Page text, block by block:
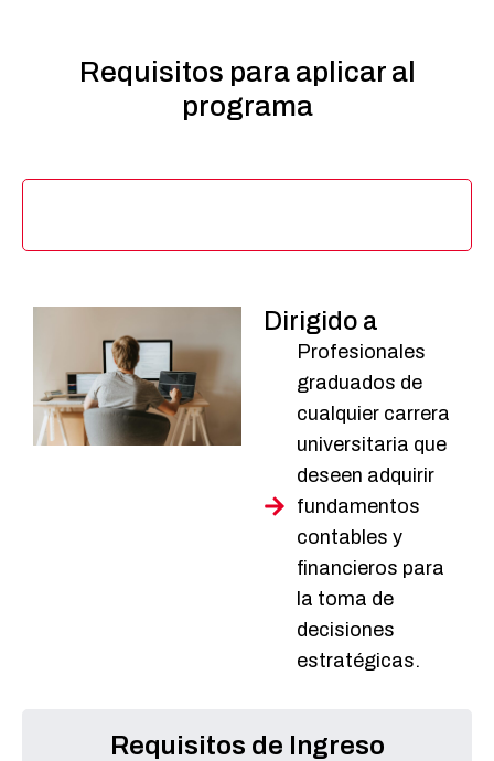
Requisitos para aplicar al
programa
Requisitos de Ingreso
Dirigido a
Profesionales
graduados de
cualquier carrera
universitaria que
deseen adquirir
fundamentos
contables y
financieros para
la toma de
decisiones
estratégicas.